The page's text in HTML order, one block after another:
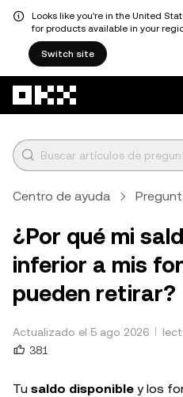
Looks like you're in the United
for products available in your
Switch site
Centro de ayuda
¿Por qué mi
inferior a mis
pueden retirar?
Actualizado el 5 ago 2026
381
Tu saldo disponible y los